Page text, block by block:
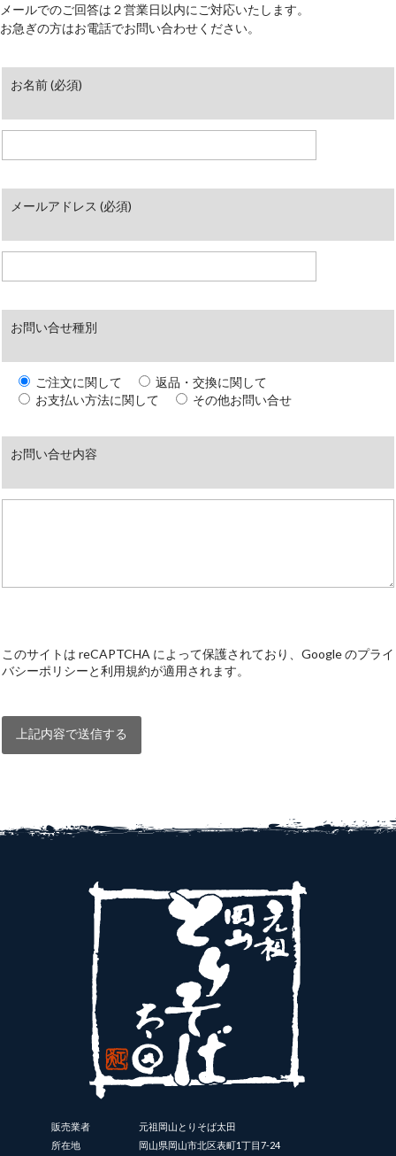
メールでのご回答は２営業日以内にご対応いたします。
お急ぎの方はお電話でお問い合わせください。
お名前 (必須)
メールアドレス (必須)
お問い合せ種別
ご注文に関して
返品・交換に関して
お支払い方法に関して
その他お問い合せ
お問い合せ内容
このサイトは reCAPTCHA によって保護されており、Google のプライ
バシーポリシーと利用規約が適用されます。
販売業者
元祖岡山とりそば太田
所在地
岡山県岡山市北区表町1丁目7-24